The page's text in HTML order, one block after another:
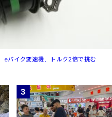
バイク変速機、トルク2倍で挑む
3